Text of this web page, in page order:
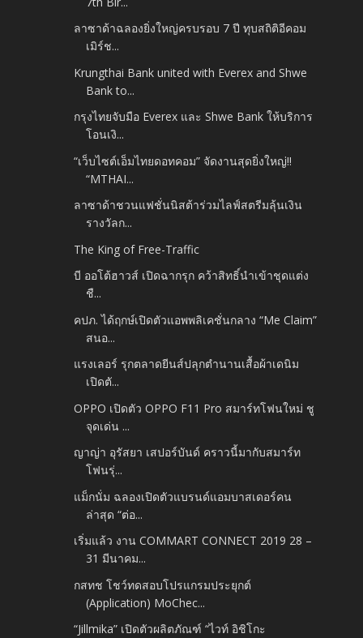
ลาซาด้าฉลองยิ่งใหญ่ครบรอบ 7 ปี ทุบสถิติอีคอม
เมิร์ช...
Krungthai Bank united with Everex and Shwe
Bank to...
กรุงไทยจับมือ Everex และ Shwe Bank ให้บริการ
โอนเงิ...
“เว็บไซต์เอ็มไทยดอทคอม” จัดงานสุดยิ่งใหญ่!!
“MTHAI...
ลาซาด้าชวนแฟชั่นนิสต้าร่วมไลฟ์สตรีมลุ้นเงิน
รางวัลก...
The King of Free-Traffic
บี ออโต้ฮาวส์ เปิดฉากรุก คว้าสิทธิ์นำเข้าชุดแต่ง
ชื...
คปภ. ได้ฤกษ์เปิดตัวแอพพลิเคชั่นกลาง “Me Claim”
สนอ...
แรงเลอร์ รุกตลาดยีนส์ปลุกตำนานเสื้อผ้าเดนิม
เปิดตั...
OPPO เปิดตัว OPPO F11 Pro สมาร์ทโฟนใหม่ ชู
จุดเด่น ...
ญาญ่า อุรัสยา เสปอร์บันด์ คราวนี้มากับสมาร์ท
โฟนรุ่...
แม็กนั่ม ฉลองเปิดตัวแบรนด์แอมบาสเดอร์คน
ล่าสุด “ต่อ...
เริ่มแล้ว งาน COMMART CONNECT 2019 28 –
31 มีนาคม...
กสทช โชว์ทดสอบโปรแกรมประยุกต์
(Application) MoChec...
“Jillmika” เปิดตัวผลิตภัณฑ์ “ไวท์ อิชิโกะ